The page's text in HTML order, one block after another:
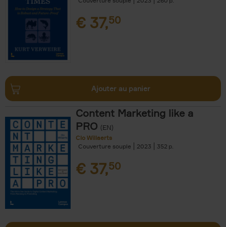
€ 37,50
Ajouter au panier
Content Marketing like a
PRO (EN)
Clo Willaerts
Couverture souple
2023 352
€ 37,50